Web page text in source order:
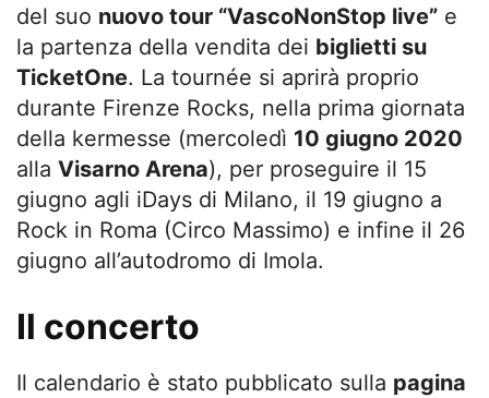
del suo nuovo tour “VascoNonStop live” e
la partenza della vendita dei biglietti su
TicketOne. La tournée si aprirà proprio
durante Firenze Rocks, nella prima giornata
della kermesse (mercoledì 10 giugno 2020
alla Visarno Arena), per proseguire il 15
giugno agli iDays di Milano, il 19 giugno a
Rock in Roma (Circo Massimo) e infine il 26
giugno all’autodromo di Imola.
Il concerto
Il calendario è stato pubblicato sulla pagina